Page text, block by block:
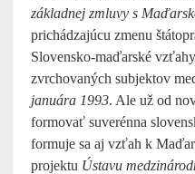
základnej zmluvy s
prichádzajúcu zmenu
Slovensko-maďarské
zvrchovaných subjektov
januára 1993. Ale už od
formovať suverénna
formuje sa aj vzťah k
projektu Ústavu